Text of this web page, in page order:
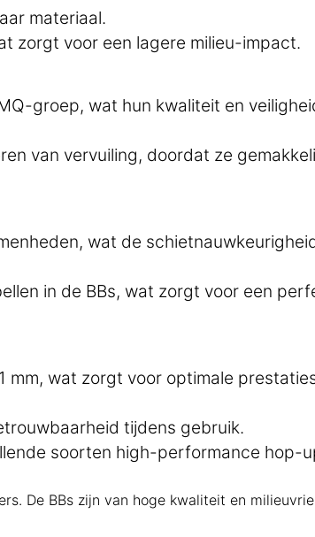
materiaal.
zorgt voor een lagere milieu-impact.
groep, wat hun kwaliteit en
van vervuiling, doordat ze
wat de
in de BBs, wat zorgt voor een
mm, wat zorgt voor optimale
tijdens gebruik.
soorten high-performance hop-
De BBs zijn van hoge kwaliteit en